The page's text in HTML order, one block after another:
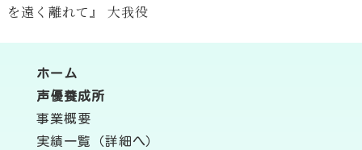
を遠く離れて』 大我役
ホーム
声優養成所
事業概要
実績一覧（詳細へ）